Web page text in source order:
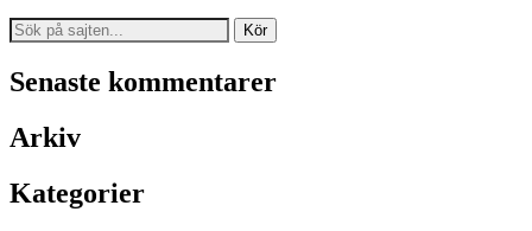
Search
for:
Senaste kommentarer
Arkiv
Kategorier